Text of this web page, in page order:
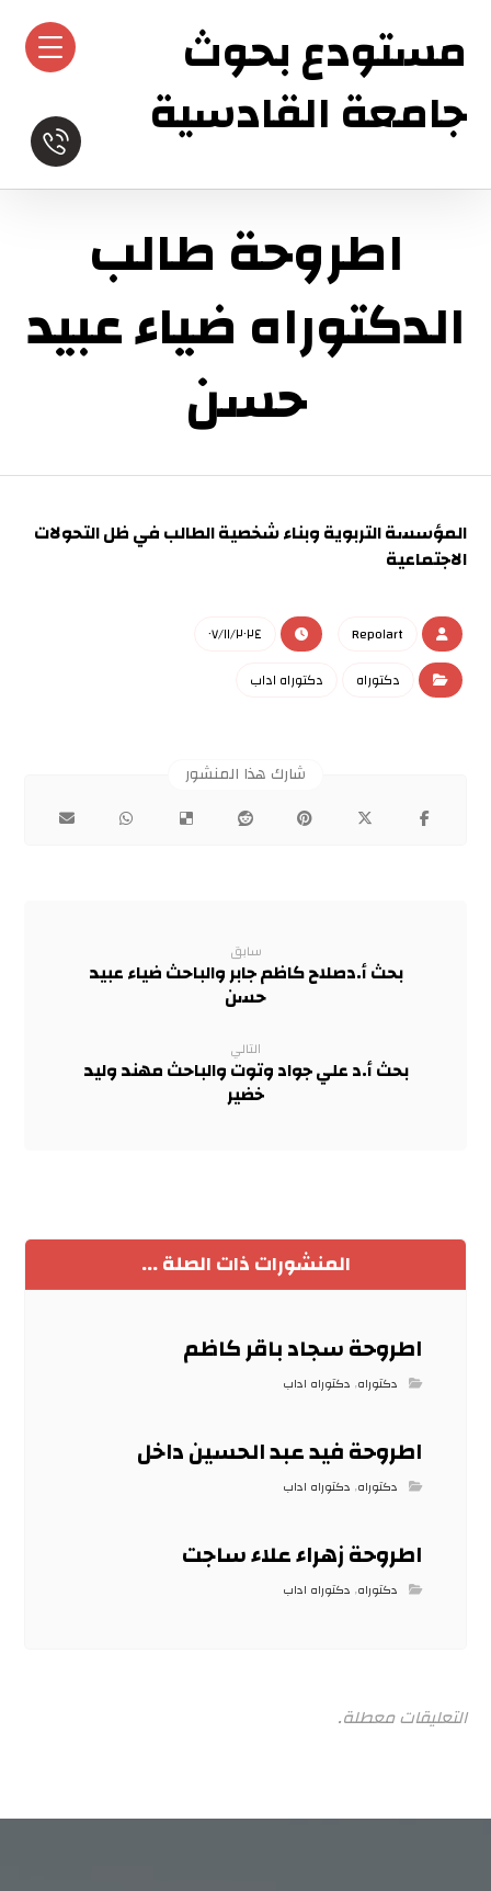
مستودع بحوث
جامعة القادسية
اطروحة طالب
الدكتوراه ضياء عبيد
حسن
المؤسسة التربوية وبناء شخصية الطالب في ظل التحولات
الاجتماعية
Repo١art
٠٧/١١/٢٠٢٤
دكتوراه
دكتوراه اداب
سابق
بحث أ.دصلاح كاظم جابر والباحث ضياء عبيد
حسن
التالي
بحث أ.د علي جواد وتوت والباحث مهند وليد
خضير
المنشورات ذات الصلة ...
اطروحة سجاد باقر كاظم
دكتوراه, دكتوراه اداب
اطروحة فيد عبد الحسين داخل
دكتوراه, دكتوراه اداب
اطروحة زهراء علاء ساجت
دكتوراه, دكتوراه اداب
التعليقات معطلة.